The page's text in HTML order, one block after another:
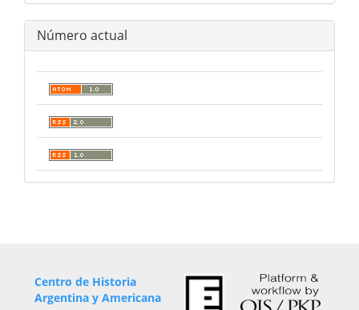
Número actual
Centro de Historia
Argentina y Americana